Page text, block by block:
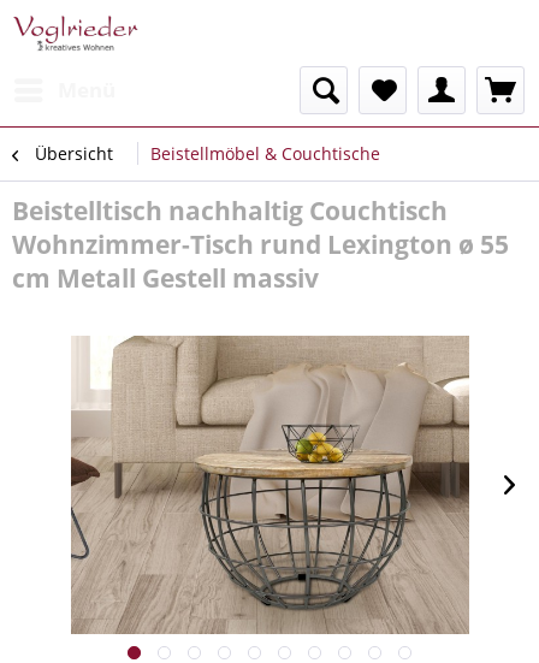
Übersicht Beistellmöbel & Couchtische
Beistelltisch nachhaltig Couchtisch
Wohnzimmer-Tisch rund Lexington ø 55
cm Metall Gestell massiv